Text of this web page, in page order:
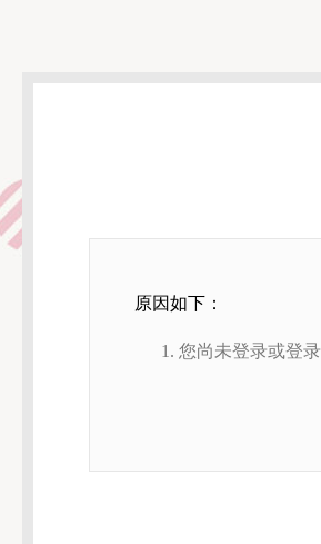
原因如下：
您尚未登录或登